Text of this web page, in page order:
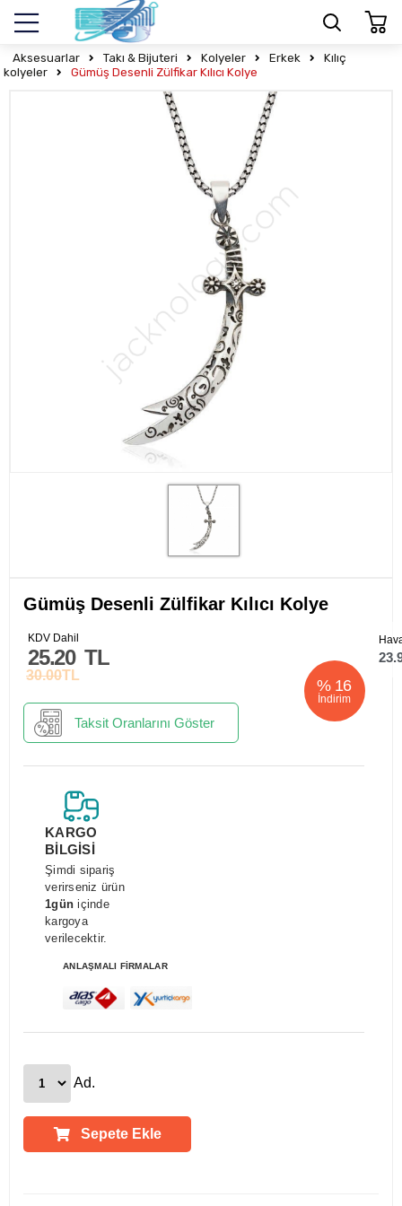
Aksesuarlar Takı & Bijuteri Kolyeler Erkek
Kılıç
kolyeler
Gümüş Desenli Zülfikar Kılıcı Kolye
Gümüş Desenli Zülfikar Kılıcı Kolye
% 16
İndirim
30.00TL
25.20 TL
KDV Dahil
Taksit Oranlarını Göster
KARGO
BİLGİSİ
Şimdi sipariş
verirseniz ürün
1gün içinde
kargoya
verilecektir.
ANLAŞMALI FİRMALAR
Ad.
Sepete Ekle